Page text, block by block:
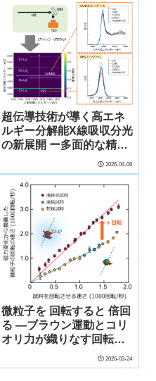
ビット材料探索に貢献―
超伝導技術が導く高エネ
ルギー分解能X線吸収分光
の新展開 ー多面的な精密
化学種解析: セシウムを例
としてー
2026-04-06
微粒子を 回転すると 倍回
る ―ブラウン運動とコリ
オリ力が織りなす回転体
2026-03-24